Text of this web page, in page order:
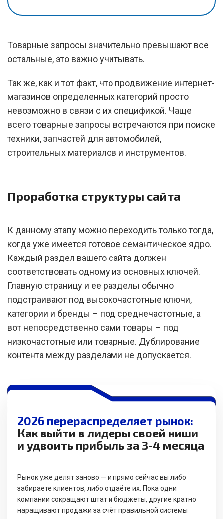
Товарные запросы значительно превышают все
остальные, это важно учитывать.
Так же, как и тот факт, что продвижение интернет-
магазинов определенных категорий просто
невозможно в связи с их спецификой. Чаще
всего товарные запросы встречаются при поиске
техники, запчастей для автомобилей,
строительных материалов и инструментов.
Проработка структуры сайта
К данному этапу можно переходить только тогда,
когда уже имеется готовое семантическое ядро.
Каждый раздел вашего сайта должен
соответствовать одному из основных ключей.
Главную страницу и ее разделы обычно
подстраивают под высокочастотные ключи,
категории и бренды – под среднечастотные, а
вот непосредственно сами товары – под
низкочастотные или товарные. Дублирование
контента между разделами не допускается.
2026 перераспределяет рынок:
Как выйти в лидеры своей ниши
и удвоить прибыль за 3-4 месяца
Рынок уже делят заново — и прямо сейчас вы либо
забираете клиентов, либо отдаёте их. Пока одни
компании сокращают штат и бюджеты, другие кратно
наращивают продажи за счёт правильной системы